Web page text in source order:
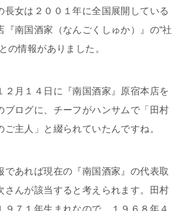
長女は２００１年に全国展開している
『南国酒家（なんごくしゅか）』の“社
の情報がありました。
２月１４日に『南国酒家』原宿本店を
ブログに、チーフがハンサムで「田村
ご主人」と綴られていたんですね。
であれば現在の『南国酒家』の代表取
さんが該当すると考えられます。田村
９７１年生まれなので、１９６８年４